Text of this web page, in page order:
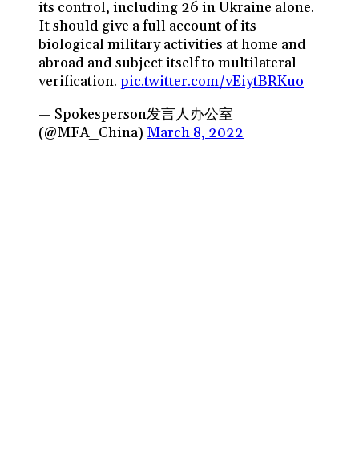
its control, including 26 in Ukraine alone.
It should give a full account of its
biological military activities at home and
abroad and subject itself to multilateral
verification. pic.twitter.com/vEiytBRKuo
— Spokesperson发言人办公室
(@MFA_China) March 8, 2022